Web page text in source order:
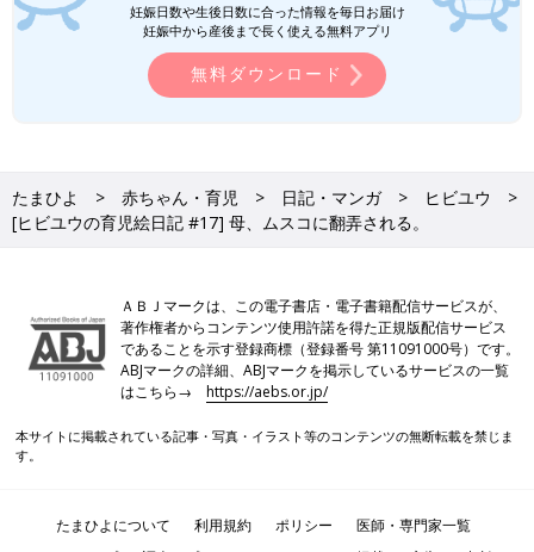
妊娠日数や生後日数に合った情報を毎日お届け
妊娠中から産後まで長く使える無料アプリ
無料ダウンロード
たまひよ 赤ちゃん・育児 日記・マンガ
ヒビユウ
[ヒビユウの育児絵日記 #17] 母、ムスコに翻弄される。
ＡＢＪマークは、この電子書店・電子書籍配信サービスが、
著作権者からコンテンツ使用許諾を得た正規版配信サービス
であることを示す登録商標（登録番号 第11091000号）です。
ABJマークの詳細、ABJマークを掲示しているサービスの一覧
はこちら→https://aebs.or.jp/
本サイトに掲載されている記事・写真・イラスト等のコンテンツの無断転載を禁じま
す。
たまひよについて 利用規約 ポリシー
医師・専門家一覧